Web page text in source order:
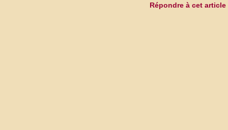
Répondre à cet article